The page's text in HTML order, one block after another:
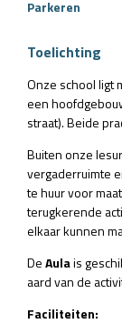
Parkeren
Toelichting
Onze school ligt
een
straat). Beide
Buiten onze
vergaderruimte
te huur voor
terugkerende
elkaar kunnen
DeAulais
aard van de
Faciliteiten: